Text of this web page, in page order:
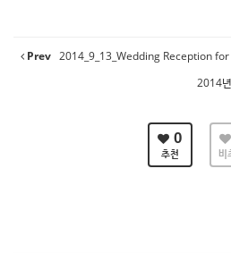
Prev 2014_9_13_Wedding Reception
2014
0
추천 비